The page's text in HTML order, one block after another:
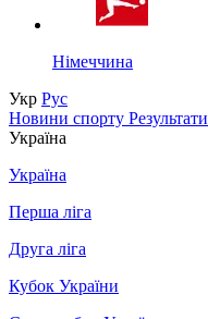
Німеччина
Укр Рус
Новини спорту Результати
Україна
Україна
Перша ліга
Друга ліга
Кубок України